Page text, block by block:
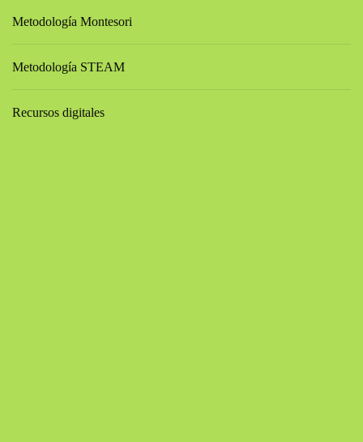
Metodología Montesori
Metodología STEAM
Recursos digitales